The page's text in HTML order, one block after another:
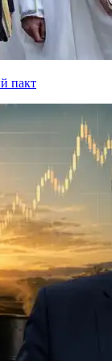
пакт